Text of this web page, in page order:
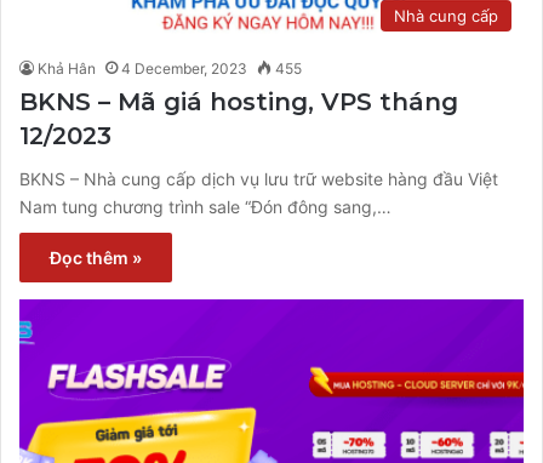
Nhà cung cấp
Khả Hân 4 December, 2023 455
BKNS – Mã giá hosting, VPS tháng
12/2023
BKNS – Nhà cung cấp dịch vụ lưu trữ website hàng đầu Việt
Nam tung chương trình sale “Đón đông sang,…
Đọc thêm »